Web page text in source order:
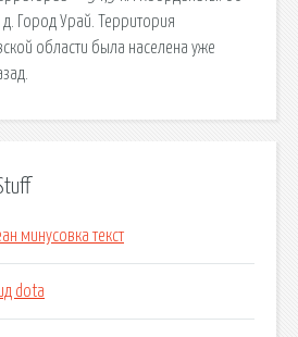
Город Урай. Территория
области была населена уже
минусовка текст
dota